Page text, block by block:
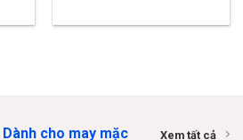
động, ổ lớn, ổ ngữa –
Dành cho may mặc Xem tất cả